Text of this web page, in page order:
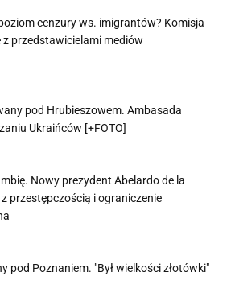
cenzury ws. imigrantów? Komisja
z przedstawicielami mediów
pod Hrubieszowem. Ambasada
Ukraińców [+FOTO]
Nowy prezydent Abelardo de la
przestępczością i ograniczenie
pod Poznaniem. "Był wielkości złotówki"